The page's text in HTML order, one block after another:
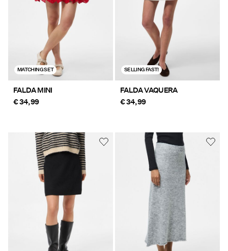
MATCHING SET
FALDA MINI
€ 34,99
SELLING FAST!
FALDA VAQUERA
€ 34,99